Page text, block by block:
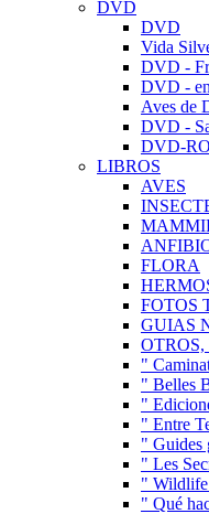
DVD
DVD
Vida
DVD -
DVD -
Aves de
DVD -
DVD-
LIBROS
AVES
FLORA
FOTOS
GUIAS
OTROS,
"
" Belles
"
" Entre
" Guides
" Les
" Wildlife
" Qué